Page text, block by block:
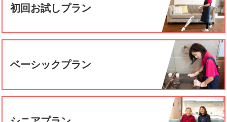
初回お試しプラン
ベーシックプラン